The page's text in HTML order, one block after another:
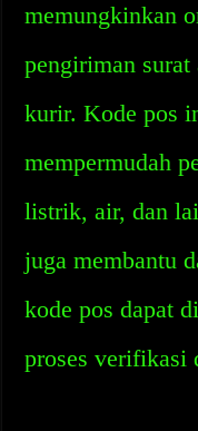
memungkinkan
pengiriman
kurir. Kode pos
mempermudah
listrik, air, dan
juga membantu
kode pos dapat
proses verifikasi